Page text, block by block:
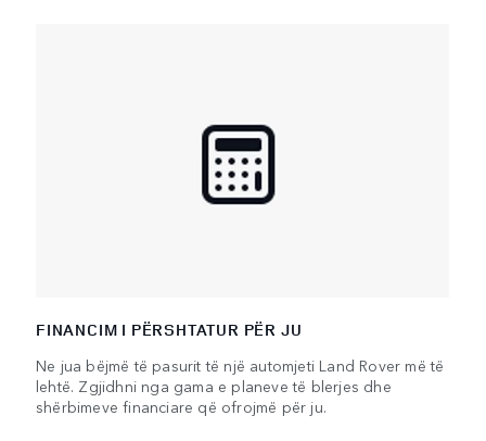
FINANCIM I PËRSHTATUR PËR JU
Ne jua bëjmë të pasurit të një automjeti Land Rover më të
lehtë. Zgjidhni nga gama e planeve të blerjes dhe
shërbimeve financiare që ofrojmë për ju.